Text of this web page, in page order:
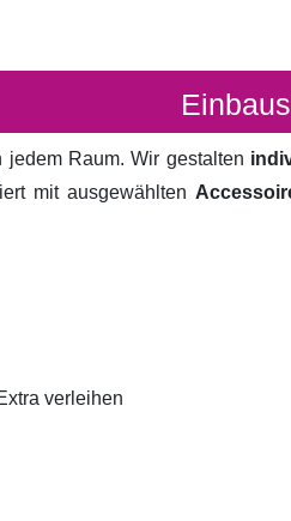
Raum. Wir gestalten
mit ausgewählten
verleihen